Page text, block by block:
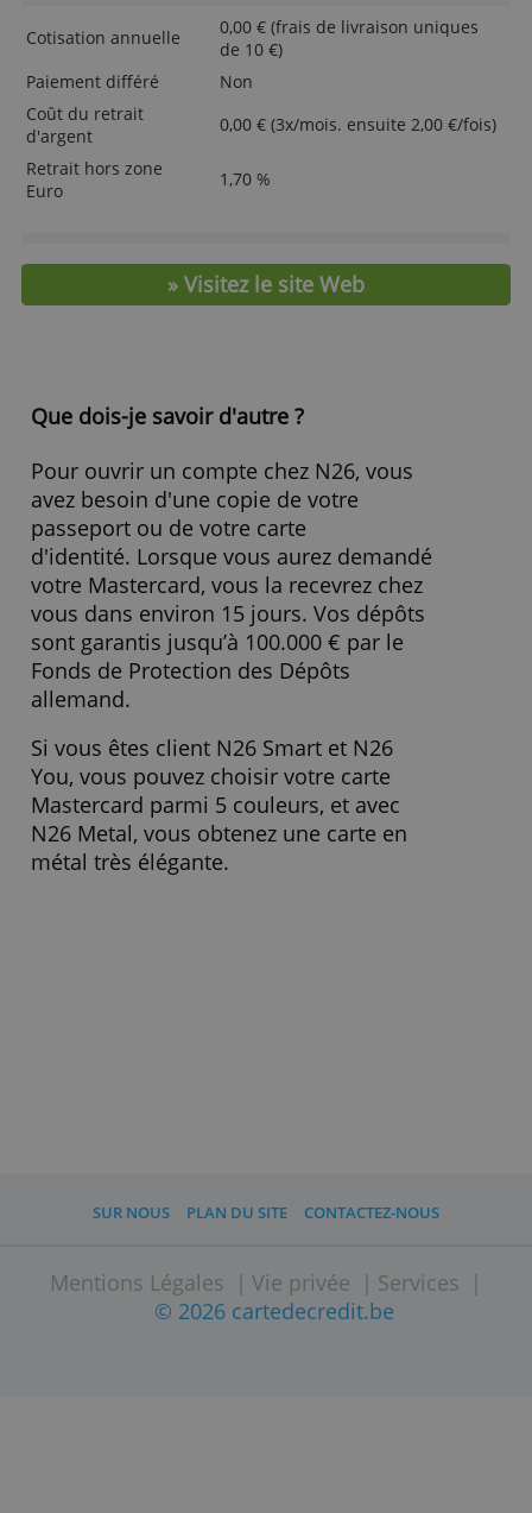
Ajoutez la version numérique de votre carte
à votre Wallet
Virements bancaires internationaux gratuits
dans plusieurs devises
Notifications push à chaque transaction
Cotisation annuelle
0,00 € (frais de livraison
de 10 €)
Paiement différé
Non
Coût du retrait
d'argent
0,00 € (3x/mois. ensuite 2,00
Retrait hors zone
Euro
1,70 %
Que dois-je savoir d'autre ?
Si vous êtes client N26 Smart et N26
Mastercard parmi 5 couleurs, et avec
N26 Metal, vous obtenez une carte en
ACCEPTER TOUT
REFUSER TOUT